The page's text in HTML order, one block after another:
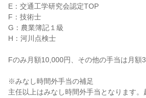
E：交通工学研究会認定TOP
F：技術士
G：農業簿記１級
H：河川点検士
Fのみ月額10,000円、その他の手当は月額
※みなし時間外手当の補足
主任以上はみなし時間外手当となります